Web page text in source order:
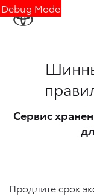
Debug Mode
Сервис
Продлите срок